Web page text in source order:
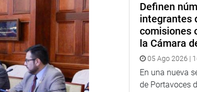
Definen
integrantes
comisiones
la Cámara
05 Ago 2026 |
En una nueva
de Portavoces